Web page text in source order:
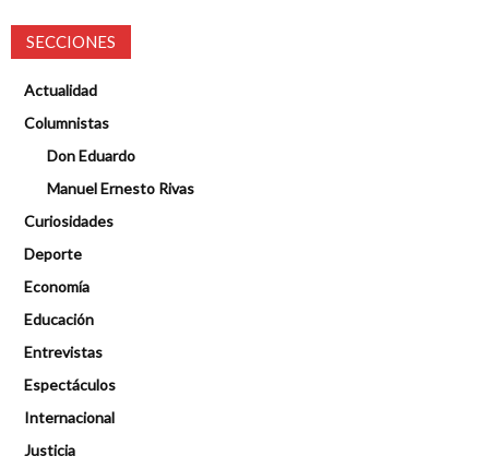
SECCIONES
Actualidad
Columnistas
Don Eduardo
Manuel Ernesto Rivas
Curiosidades
Deporte
Economía
Educación
Entrevistas
Espectáculos
Internacional
Justicia